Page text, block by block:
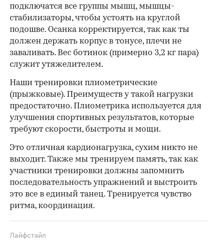
подключатся все группы мышц, мышцы-
стабилизаторы, чтобы устоять на круглой
подошве. Осанка корректируется, так как ты
должен держать корпус в тонусе, плечи не
заваливать. Вес ботинок (примерно 3,2 кг пара)
служит утяжелителем.
Наши тренировки плиометрические
(прыжковые). Преимуществ у такой нагрузки
предостаточно. Плиометрика используется для
улучшения спортивных результатов, которые
требуют скорости, быстроты и мощи.
Это отличная кардионагрузка, сухим никто не
выходит. Также мы тренируем память, так как
участники тренировки должны запомнить
последовательность упражнений и выстроить
это все в единый танец. Тренируется чувство
ритма, координация.
Лайфстайл